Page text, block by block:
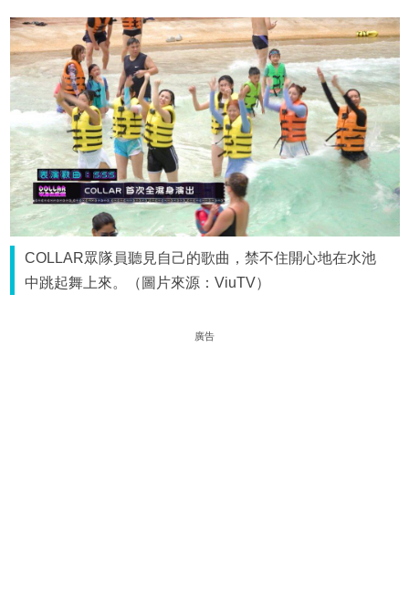
COLLAR眾隊員聽見自己的歌曲，禁不住開心地在水池
中跳起舞上來。（圖片來源：ViuTV）
廣告